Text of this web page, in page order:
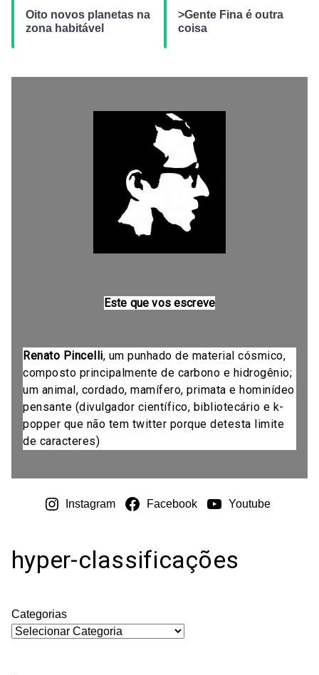
Oito novos planetas na
zona habitável
>Gente Fina é outra
coisa
Este que vos escreve
Renato Pincelli, um punhado de material cósmico,
composto principalmente de carbono e hidrogênio;
um animal, cordado, mamífero, primata e hominídeo
pensante (divulgador científico, bibliotecário e k-
popper que não tem twitter porque detesta limite
de caracteres)
Instagram Facebook Youtube
hyper-classificações
Categorias